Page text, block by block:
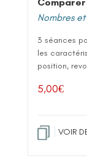
Nombres
3 séances
les
position,
5,00€
VOIR